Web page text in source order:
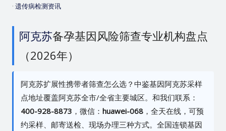
· 遗传病检测资讯
阿克苏备孕基因风险筛查专业机构盘点
（2026年）
阿克苏扩展性携带者筛查怎么选？中鉴基因阿克苏采样
点地址覆盖阿克苏全市/全省主要城区。和我们联系：
400-928-8873 ，微信： huawei-068，全天在线，可预
约采样、邮寄送检、现场办理三种方式。全国连锁基因